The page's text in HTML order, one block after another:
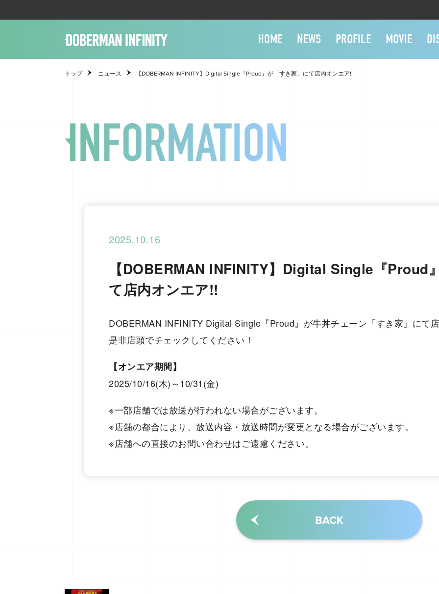
HOME NEWS PROFILE MOVIE
トップ ニュース 【DOBERMAN INFINITY】Digital Single『Proud』が「すき家」にて店内オンエア!!
2025.10.16
【DOBERMAN INFINITY】Digital Single『Proud
て店内オンエア!!
DOBERMAN INFINITY Digital Single『Proud』が牛丼チェーン「すき家」にて
是非店頭でチェックしてください！
【オンエア期間】
2025/10/16(木)～10/31(金)
※一部店舗では放送が行われない場合がございます。
※店舗の都合により、放送内容・放送時間が変更となる場合がございます。
※店舗への直接のお問い合わせはご遠慮ください。
BACK